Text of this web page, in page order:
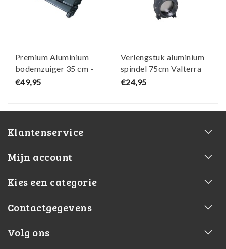
Premium Aluminium
bodemzuiger 35 cm -
Zilver Kokido
€49,95
Verlengstuk aluminium
spindel 75cm Valterra
€24,95
Klantenservice
Mijn account
Kies een categorie
Contactgegevens
Volg ons